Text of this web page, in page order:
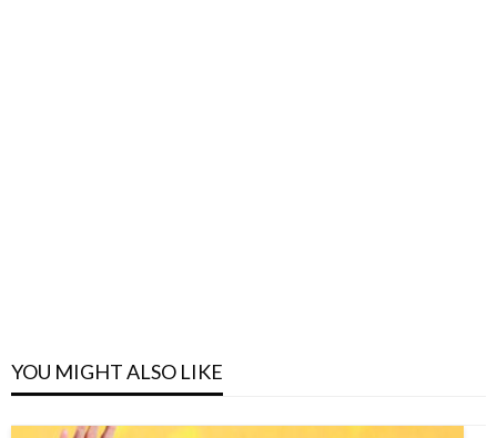
YOU MIGHT ALSO LIKE